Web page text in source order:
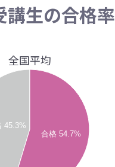
講生の合格率
全国平均
45.3%
合格 54.7%